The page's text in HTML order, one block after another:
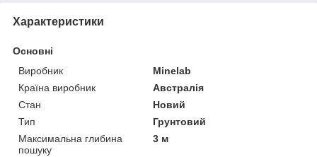
Характеристики
Основні
Виробник
Minelab
Країна виробник
Австралія
Стан
Новий
Тип
Грунтовий
Максимальна глибина
пошуку
3 м